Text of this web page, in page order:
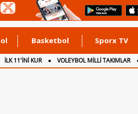
Basketbol Sporx TV
İLK 11'İNİ KUR VOLEYBOL MİLLİ TAKIMLAR
İNGİLTERE